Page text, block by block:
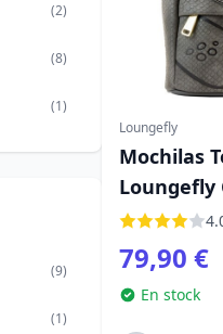
(2)
(8)
(1)
(8)
(9)
(1)
Loungefly
Mochilas
Loungefly
dragón
79,90 €
En stock